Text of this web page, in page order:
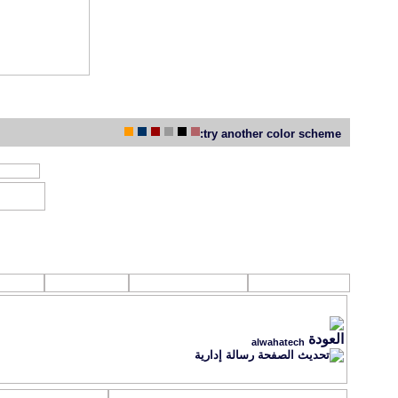
try another color scheme:
alwahatech
رسالة إدارية